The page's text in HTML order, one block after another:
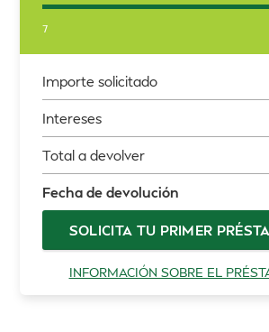
7
Importe solicitado
Intereses
Total a devolver
Fecha de devolución
SOLICITA TU PRIMER
INFORMACIÓN SOBRE EL